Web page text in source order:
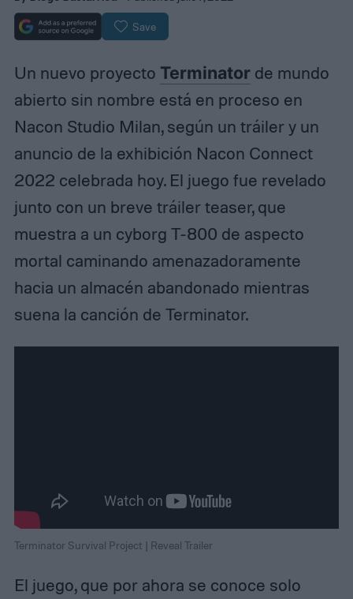
Save
Un nuevo proyecto Terminatorde mundo
abierto sin nombre está en proceso en
Nacon Studio Milan, según un tráiler y un
anuncio de la exhibición Nacon Connect
2022 celebrada hoy. El juego fue revelado
junto con un breve tráiler teaser, que
muestra a un cyborg T-800 de aspecto
mortal caminando amenazadoramente
hacia un almacén abandonado mientras
suena la canción de Terminator.
Terminator Survival Project | Reveal Trailer
El juego, que por ahora se conoce solo